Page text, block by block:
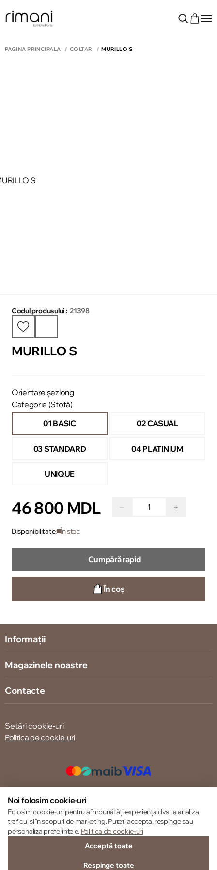
PAGINA PRINCIPALĂ COLTAR MURILLO S
Codul produsului : 21398
MURILLO S
Orientare șezlong
Categorie (Stofă)
01 BASIC
02 CASUAL
03 STANDARD 04 PLATINIUM
UNIQUE
46 800 MDL − +
Disponibilitate: În stoc
Cumpără rapid
În coș
Informații
Magazinele noastre
Contacte
Setări cookie-uri
Politica de cookie-uri
© 2013 – 2026 ECOM
Noi folosim cookie-uri
Folosim cookie-uri pentru a îmbunătăți experiența dvs., a analiza
traficul și în scopuri de marketing. Puteți accepta, respinge sau
personaliza preferințele. Politica de cookie-uri
Acceptă toate
Respinge toate